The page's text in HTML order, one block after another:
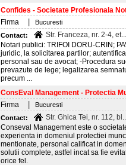
Confides - Societate Profesionala
Firma
Bucuresti
Contact:
Str. Franceza, nr. 2-4,
Notari publici: TRIFOI DORU-CRIN;
juridic, la solicitarea partilor;
personal sau de avocat; -Procedura
prevazute de lege; legalizarea
precum ...
ConsEval Management - Protectia
Firma
Bucuresti
Contact:
Str. Ghica Tei, nr. 112,
Conseval Management este o
experienta in domeniul protectiei
mentionate, personal calificat in
solutii complete, astfel incat sa fie
orice fel.